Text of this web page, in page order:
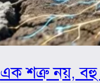
এক শত্রু নয়, বহু